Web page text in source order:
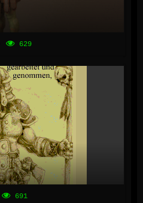
629
691